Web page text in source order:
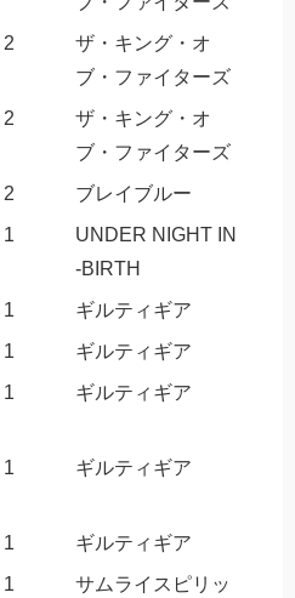
2
ザ・キング・オ
ブ・ファイターズ
2
ザ・キング・オ
ブ・ファイターズ
2
ブレイブルー
1
UNDER NIGHT IN
-BIRTH
1
ギルティギア
1
ギルティギア
1 ギルティギア
1 ギルティギア
1
ギルティギア
1 サムライスピリッ